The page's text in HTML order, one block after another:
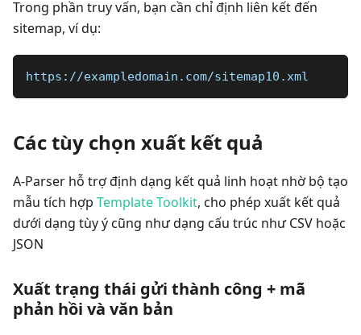
Trong phần truy vấn, bạn cần chỉ định liên kết đến
sitemap, ví dụ:
https://exampledomain.com/sitemap10.xml
Các tùy chọn xuất kết quả
A-Parser hỗ trợ định dạng kết quả linh hoạt nhờ bộ tạo
mẫu tích hợp Template Toolkit, cho phép xuất kết quả
dưới dạng tùy ý cũng như dạng cấu trúc như CSV hoặc
JSON
Xuất trạng thái gửi thành công + mã
phản hồi và văn bản